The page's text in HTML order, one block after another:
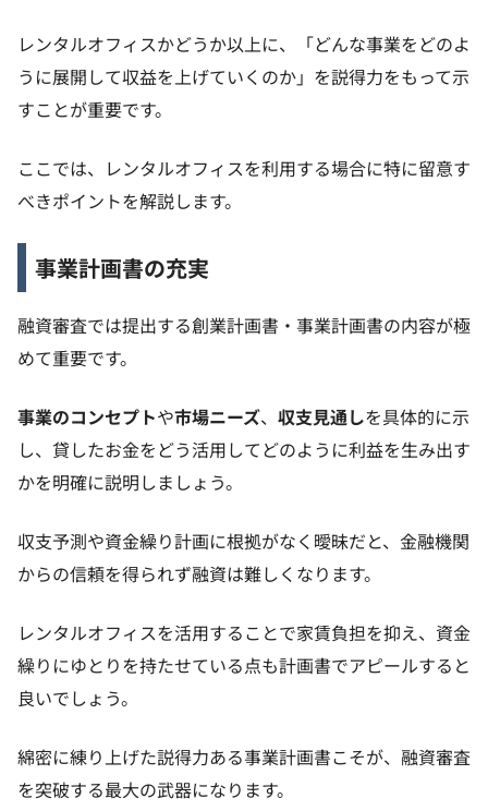
レンタルオフィスかどうか以上に、「どんな事業をどのよ
うに展開して収益を上げていくのか」を説得力をもって示
すことが重要です。
ここでは、レンタルオフィスを利用する場合に特に留意す
べきポイントを解説します。
事業計画書の充実
融資審査では提出する創業計画書・事業計画書の内容が極
めて重要です。
事業のコンセプトや市場ニーズ、 収支見通しを具体的に示
し、貸したお金をどう活用してどのように利益を生み出す
かを明確に説明しましょう。
収支予測や資金繰り計画に根拠がなく曖昧だと、金融機関
からの信頼を得られず融資は難しくなります。
レンタルオフィスを活用することで家賃負担を抑え、資金
繰りにゆとりを持たせている点も計画書でアピールすると
良いでしょう。
綿密に練り上げた説得力ある事業計画書こそが、融資審査
を突破する最大の武器になります。